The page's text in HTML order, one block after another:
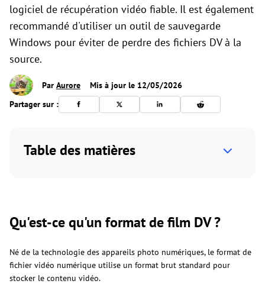
logiciel de récupération vidéo fiable. Il est également
recommandé d'utiliser un outil de sauvegarde
Windows pour éviter de perdre des fichiers DV à la
source.
Par Aurore
Mis à jour le 12/05/2026
Partager sur :
Table des matières
Qu'est-ce qu'un format de film DV ?
Né de la technologie des appareils photo numériques, le format de
fichier vidéo numérique utilise un format brut standard pour
stocker le contenu vidéo.